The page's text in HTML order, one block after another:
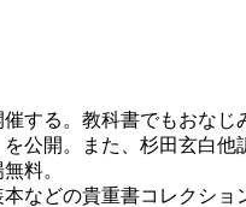
する。教科書でもおな
公開。また、杉田玄白
料。
などの貴重書コレクショ